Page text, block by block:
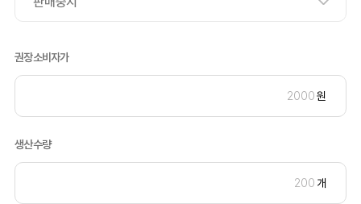
권장소비자가
원
생산수량
개